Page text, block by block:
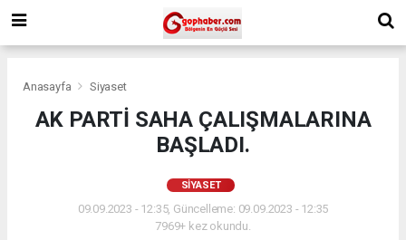
Anasayfa Siyaset
AK PARTİ SAHA ÇALIŞMALARINA
BAŞLADI.
SIYASET
09.09.2023 - 12:35, Güncelleme: 09.09.2023 - 12:35
7969+ kez okundu.